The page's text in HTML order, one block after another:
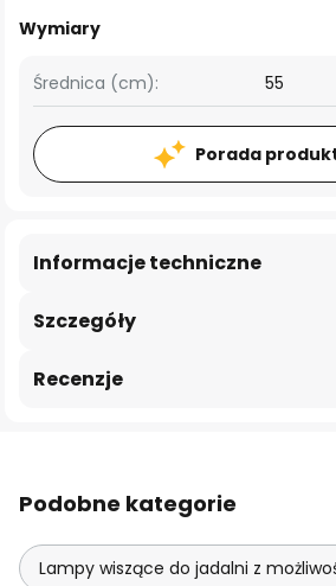
Wymiary
Średnica (cm): 55
Porada
Szczegóły
Informacje techniczne
Recenzje
Podobne kategorie
Lampy wiszące do jadalni z